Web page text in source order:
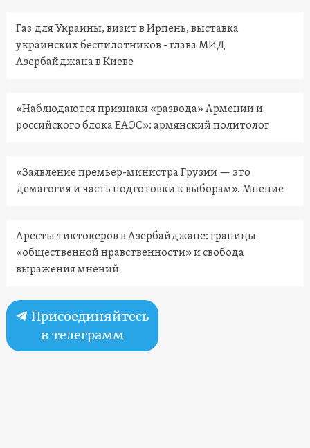
Газ для Украины, визит в Ирпень, выставка
украинских беспилотников - глава МИД
Азербайджана в Киеве
«Наблюдаются признаки «развода» Армении и
российского блока ЕАЭС»: армянский политолог
«Заявление премьер-министра Грузии — это
демагогия и часть подготовки к выборам». Мнение
Аресты тиктокеров в Азербайджане: границы
«общественной нравственности» и свобода
выражения мнений
Присоединяйтесь
в телеграмм